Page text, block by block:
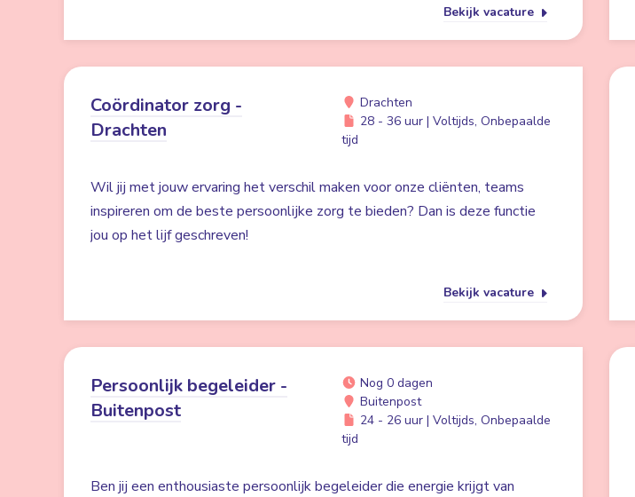
Bekijk vacature
Coördinator zorg -
Drachten
Drachten
28 - 36 uur | Voltijds, Onbepaalde
tijd
Wil jij met jouw ervaring het verschil maken voor onze cliënten, teams
inspireren om de beste persoonlijke zorg te bieden? Dan is deze functie
jou op het lijf geschreven!
Bekijk vacature
Persoonlijk begeleider -
Buitenpost
Nog 0 dagen
Buitenpost
24 - 26 uur | Voltijds, Onbepaalde
tijd
Ben jij een enthousiaste persoonlijk begeleider die energie krijgt van